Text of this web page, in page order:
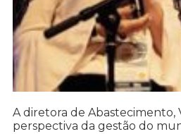
A diretora de Abastecimento,
perspectiva da gestão do